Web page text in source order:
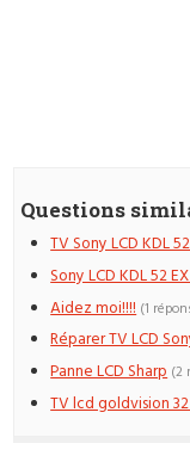
Questions
TV Sony LCD KDL
Sony LCD KDL 52
Aidez moi!!!! (1
Réparer TV LCD
Panne LCD Sharp (2
TV lcd goldvision